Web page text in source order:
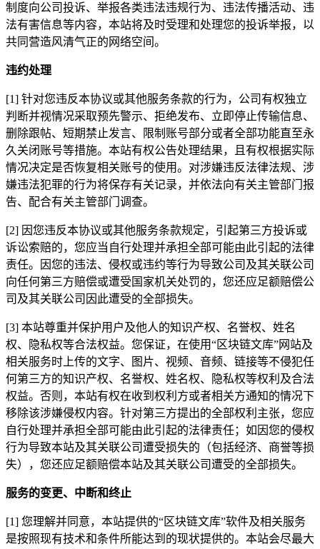
制度向公司投诉、举报各类违法违规行为、违法传播活动、违
法有害信息等内容，本站将及时受理和处理您的投诉举报，以
共同营造风清气正的网络空间。
违约处理
[1] 针对您违反本协议或其他服务条款的行为，公司有权独立
判断并视情况采取预先警示、拒绝发布、立即停止传输信息、
删除跟帖、短期禁止发言、限制账号部分或者全部功能直至永
久关闭账号等措施。本站有权公告处理结果，且有权根据实际
情况决定是否恢复相关账号的使用。对涉嫌违反法律法规、涉
嫌违法犯罪的行为将保存有关记录，并依法向有关主管部门报
告、配合有关主管部门调查。
[2] 因您违反本协议或其他服务条款规定，引起第三方投诉或
诉讼索赔的，您应当自行处理并承担全部可能由此引起的法律
责任。因您的违法、侵权或违约等行为导致公司及其关联公司
向任何第三方赔偿或遭受国家机关处罚的，您还应足额赔偿公
司及其关联公司因此遭受的全部损失。
[3] 本站尊重并保护用户及他人的知识产权、名誉权、姓名
权、隐私权等合法权益。您保证，在使用“区块链文库”网站及
相关服务时上传的文字、图片、视频、音频、链接等不侵犯任
何第三方的知识产权、名誉权、姓名权、隐私权等权利及合法
权益。否则，本站有权在收到权利方或者相关方通知的情况下
移除该涉嫌侵权内容。针对第三方提出的全部权利主张，您应
自行处理并承担全部可能由此引起的法律责任；如因您的侵权
行为导致本站及其关联公司遭受损失的（包括经济、商誉等损
失），您还应足额赔偿本站及其关联公司遭受的全部损失。
服务的变更、中断和终止
[1] 您理解并同意，本站提供的“区块链文库”软件及相关服务
是按照现有技术和条件所能达到的现状提供的。本站会尽最大